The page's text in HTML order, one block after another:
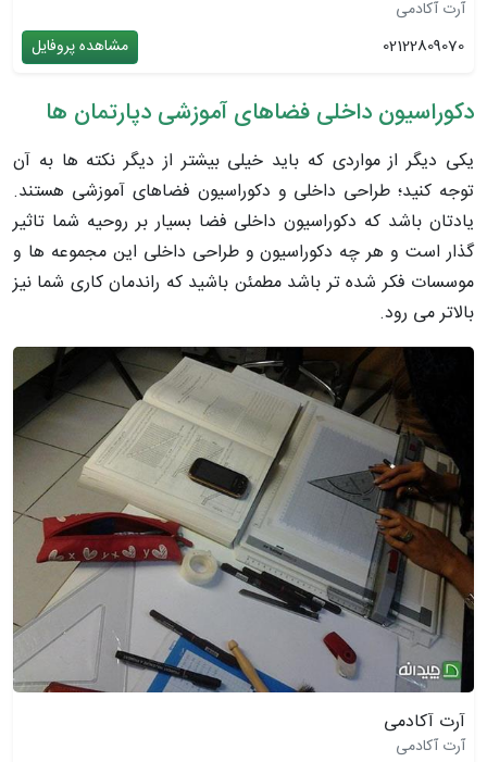
آرت آکادمی
02122809070
مشاهده پروفایل
دکوراسیون داخلی فضاهای آموزشی دپارتمان ها
یکی دیگر از مواردی که باید خیلی بیشتر از دیگر نکته ها به آن
توجه کنید؛ طراحی داخلی و دکوراسیون فضاهای آموزشی هستند.
یادتان باشد که دکوراسیون داخلی فضا بسیار بر روحیه شما تاثیر
گذار است و هر چه دکوراسیون و طراحی داخلی این مجموعه ها و
موسسات فکر شده تر باشد مطمئن باشید که راندمان کاری شما نیز
بالاتر می رود.
آرت آکادمی
آرت آکادمی